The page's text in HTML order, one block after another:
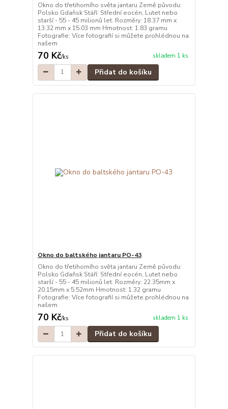
Okno do třetihorního světa jantaru Země původu:
Polsko Gdaňsk Stáří: Střední eocén, Lutet nebo
starší - 55 - 45 milionů let. Rozměry: 18.37 mm x
13.32 mm x 15.03 mm Hmotnost: 1.83 gramu
Fotografie: Více fotografií si můžete prohlédnou na
našem
70 Kč/ks skladem 1 ks
Přidat do košíku
Okno do baltského jantaru PO-43
Okno do třetihorního světa jantaru Země původu:
Polsko Gdaňsk Stáří: Střední eocén, Lutet nebo
starší - 55 - 45 milionů let. Rozměry: 22.35mm x
20.15mm x 5.52mm Hmotnost: 1.32 gramu
Fotografie: Více fotografií si můžete prohlédnou na
našem
70 Kč/ks skladem 1 ks
Přidat do košíku